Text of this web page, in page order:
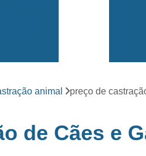
para
animais
animais
animal preço de
de Cães e